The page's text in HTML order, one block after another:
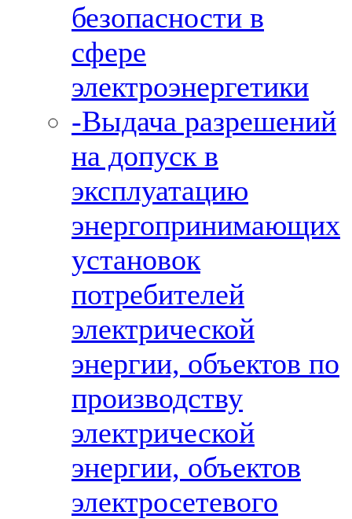
безопасности в
сфере
электроэнергетики
-Выдача разрешений
на допуск в
эксплуатацию
энергопринимающих
установок
потребителей
электрической
энергии, объектов по
производству
электрической
энергии, объектов
электросетевого